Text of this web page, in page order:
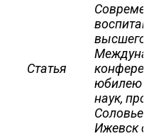
Статья
высшего
юбилею
наук,
Ижевск